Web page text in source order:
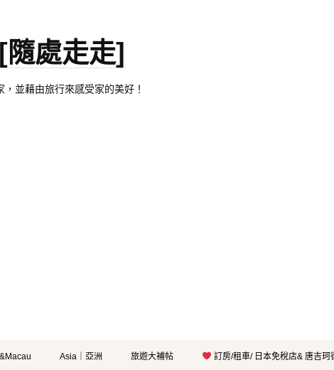
處走走]
並藉由旅行來感受家的美好！
Asia｜亞洲 旅遊大補帖 訂房/租車/ 日本免稅店& 唐吉珂